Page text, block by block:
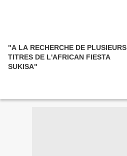
"A LA RECHERCHE DE PLUSIEURS
TITRES DE L'AFRICAN FIESTA
SUKISA"